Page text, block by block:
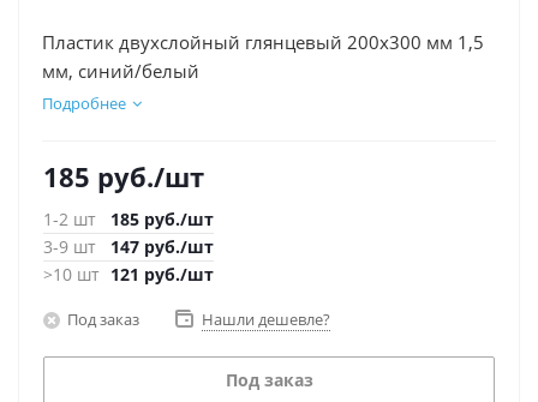
Пластик двухслойный глянцевый 200х300 мм 1,5
мм, синий/белый
Подробнее
185 руб./шт
1-2 шт 185 руб./шт
3-9 шт
147 руб./шт
>10 шт 121 руб./шт
Под заказ Нашли дешевле?
Под заказ